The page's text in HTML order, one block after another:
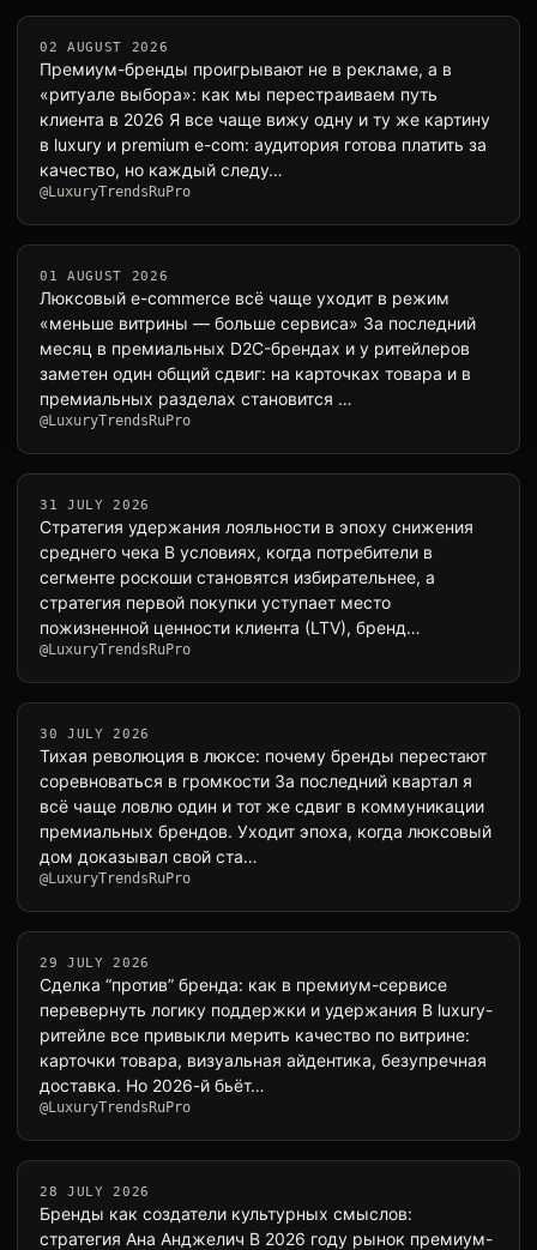
02 AUGUST 2026
Премиум-бренды проигрывают не в рекламе, а в
«ритуале выбора»: как мы перестраиваем путь
клиента в 2026 Я все чаще вижу одну и ту же картину
в luxury и premium e-com: аудитория готова платить за
качество, но каждый следу…
@LuxuryTrendsRuPro
01 AUGUST 2026
Люксовый e-commerce всё чаще уходит в режим
«меньше витрины — больше сервиса» За последний
месяц в премиальных D2C-брендах и у ритейлеров
заметен один общий сдвиг: на карточках товара и в
премиальных разделах становится …
@LuxuryTrendsRuPro
31 JULY 2026
Стратегия удержания лояльности в эпоху снижения
среднего чека В условиях, когда потребители в
сегменте роскоши становятся избирательнее, а
стратегия первой покупки уступает место
пожизненной ценности клиента (LTV), бренд…
@LuxuryTrendsRuPro
30 JULY 2026
Тихая революция в люксе: почему бренды перестают
соревноваться в громкости За последний квартал я
всё чаще ловлю один и тот же сдвиг в коммуникации
премиальных брендов. Уходит эпоха, когда люксовый
дом доказывал свой ста…
@LuxuryTrendsRuPro
29 JULY 2026
Сделка “против” бренда: как в премиум-сервисе
перевернуть логику поддержки и удержания В luxury-
ритейле все привыкли мерить качество по витрине:
карточки товара, визуальная айдентика, безупречная
доставка. Но 2026-й бьёт…
@LuxuryTrendsRuPro
28 JULY 2026
Бренды как создатели культурных смыслов:
стратегия Ана Анджелич В 2026 году рынок премиум-